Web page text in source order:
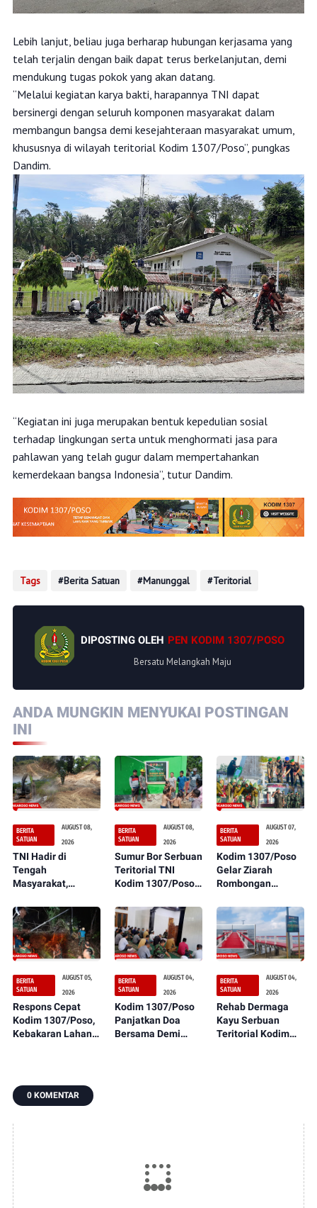
Lebih lanjut, beliau juga berharap hubungan kerjasama yang
telah terjalin dengan baik dapat terus berkelanjutan, demi
mendukung tugas pokok yang akan datang.
“Melalui kegiatan karya bakti, harapannya TNI dapat
bersinergi dengan seluruh komponen masyarakat dalam
membangun bangsa demi kesejahteraan masyarakat umum,
khususnya di wilayah teritorial Kodim 1307/Poso”, pungkas
Dandim.
“Kegiatan ini juga merupakan bentuk kepedulian sosial
terhadap lingkungan serta untuk menghormati jasa para
pahlawan yang telah gugur dalam mempertahankan
kemerdekaan bangsa Indonesia”, tutur Dandim.
Tags Berita Satuan Manunggal Teritorial
DIPOSTING OLEH PEN KODIM 1307/POSO
Bersatu Melangkah Maju
ANDA MUNGKIN MENYUKAI POSTINGAN
INI
BERITA
SATUAN
AUGUST 08,
2026
TNI Hadir di
Tengah
Masyarakat,
Serbuan Teritorial
Kodim 1307/Poso
Terus Dikerjakan
BERITA
SATUAN
AUGUST 08,
2026
Sumur Bor Serbuan
Teritorial TNI
Kodim 1307/Poso
Dirasakan
Manfaatnya oleh
Masyarakat
BERITA
SATUAN
AUGUST 07,
2026
Kodim 1307/Poso
Gelar Ziarah
Rombongan
Peringatan HUT
ke-1 Kodam
XXIII/Palaka Wira
BERITA
SATUAN
AUGUST 05,
2026
Respons Cepat
Kodim 1307/Poso,
Kebakaran Lahan
BERITA
SATUAN
AUGUST 04,
2026
Kodim 1307/Poso
Panjatkan Doa
Bersama Demi
BERITA
SATUAN
AUGUST 04,
2026
Rehab Dermaga
Kayu Serbuan
Teritorial Kodim
0 KOMENTAR